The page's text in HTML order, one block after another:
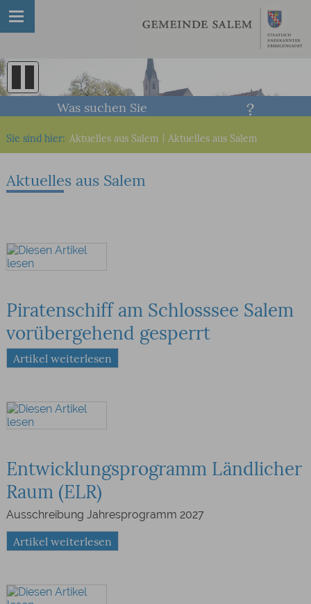
Sie sind hier: Aktuelles aus Salem Aktuelles aus Salem
Was suchen Sie
Aktuelles aus Salem
Piratenschiff am Schlosssee Salem
vorübergehend gesperrt
Artikel weiterlesen
Entwicklungsprogramm Ländlicher
Raum (ELR)
Ausschreibung Jahresprogramm 2027
Artikel weiterlesen